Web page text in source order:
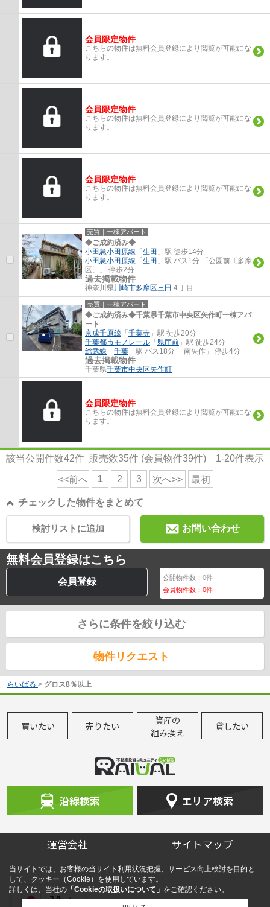
JA
会員限定物件
こちらの物件は無料会員登録により閲覧が可能にな
ります。
会員限定物件
こちらの物件は無料会員登録により閲覧が可能にな
ります。
会員限定物件
こちらの物件は無料会員登録により閲覧が可能にな
ります。
売買｜一棟アパート
◆ご成約済み◆
小田急小田原線 「生田 」駅 徒歩14分
小田急小田原線 「生田 」駅 バス1分 「公園前〔多摩
区〕」 停歩2分
過去掲載物件
神奈川県 川崎市多摩区三田 ４丁目
売買｜一棟アパート
◆ご成約済み◆千葉県千葉市中央区矢作町一棟アパ
ート
京成千原線 「千葉寺 」駅 徒歩20分
千葉都市モノレール 「県庁前 」駅 徒歩24分
総武線 「千葉 」駅 バス18分 「南矢作」 停歩4分
過去掲載物件
千葉県千葉市中央区矢作町
会員限定物件
こちらの物件は無料会員登録により閲覧が可能にな
ります。
該当公開件数42件 販売数35件 (会員物件39件) 1-20件表示
<<前へ 1 2 3 次へ>> 最初
チェックした物件をまとめて
お問い合わせ
検討リストに追加
無料会員登録はこちら
会員登録 公開物件数：0件
会員物件数：0件
さらに条件を絞り込む
物件リクエスト
らいばる > グロス8％以上
買いたい 売りたい
資産の
組み換え
貸したい
沿線検索 エリア検索
運営会社 サイトマップ
当サイトでは、お客様の当サイト利用状況把握、サービス向上検討を目的と
して、クッキー（Cookie）を使用しています。
詳しくは、当社の 「Cookieの取扱いについて」 をご確認ください。